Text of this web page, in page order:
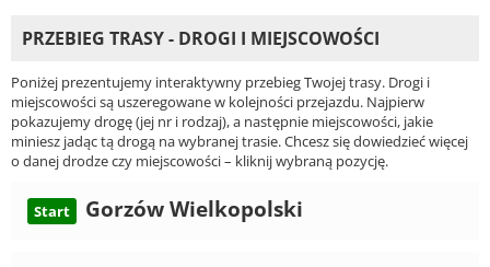
PRZEBIEG TRASY - DROGI I MIEJSCOWOŚCI
Poniżej prezentujemy interaktywny przebieg Twojej trasy. Drogi i
miejscowości są uszeregowane w kolejności przejazdu. Najpierw
pokazujemy drogę (jej nr i rodzaj), a następnie miejscowości, jakie
miniesz jadąc tą drogą na wybranej trasie. Chcesz się dowiedzieć więcej
o danej drodze czy miejscowości – kliknij wybraną pozycję.
Start Gorzów Wielkopolski